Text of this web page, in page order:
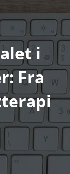
i
Fra